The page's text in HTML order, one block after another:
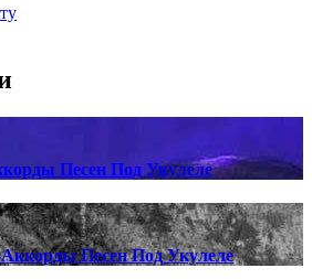
Песен Под Укулеле
Песен Под Укулеле